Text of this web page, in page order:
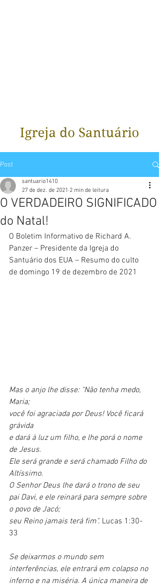
Igreja do Santuário
Post
O VERDADEIRO SIGNIFICADO
do Natal!
santuario1410
27 de dez. de 2021 2 min de leitura
O Boletim Informativo de Richard A.
Panzer – Presidente da Igreja do
Santuário dos EUA – Resumo do culto
de domingo 19 de dezembro de 2021
Mas o anjo lhe disse: "Não tenha medo,
Maria;
você foi agraciada por Deus! Você ficará
grávida
e dará à luz um filho, e lhe porá o nome
de Jesus.
Ele será grande e será chamado Filho do
Altíssimo.
O Senhor Deus lhe dará o trono de seu
pai Davi, e ele reinará para sempre sobre
o povo de Jacó;
seu Reino jamais terá fim". Lucas 1:30-
33
Se deixarmos o mundo sem
interferências, ele entrará em colapso no
inferno e na miséria. A única maneira de